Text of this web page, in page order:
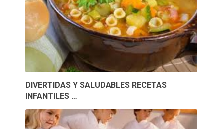
DIVERTIDAS Y SALUDABLES RECETAS
INFANTILES …